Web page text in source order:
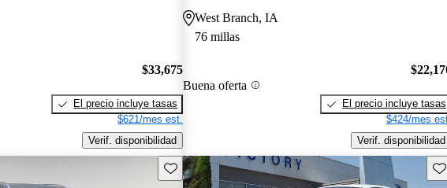
$33,675
El precio incluye tasas
$621/mes est.
Verif. disponibilidad
West Branch, IA
76 millas
Buena oferta
El precio incluye tasas
$424/mes
Verif. disponibilidad
Guarda este Aviso